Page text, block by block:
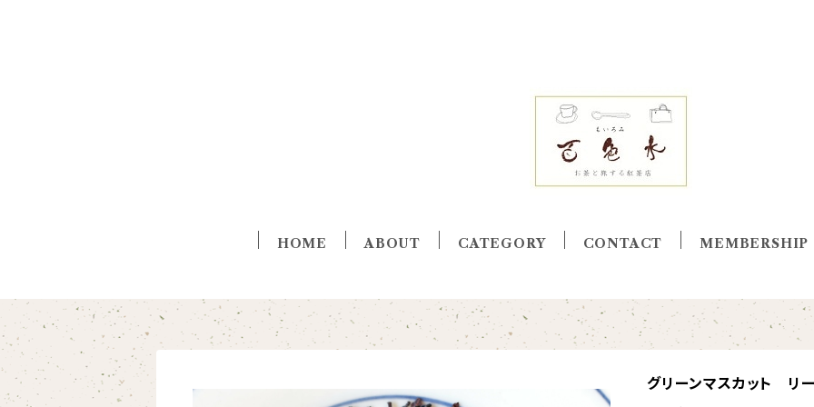
HOME ABOUT CATEGORY CONTACT MEMBERSHIP
グリーンマスカット リ